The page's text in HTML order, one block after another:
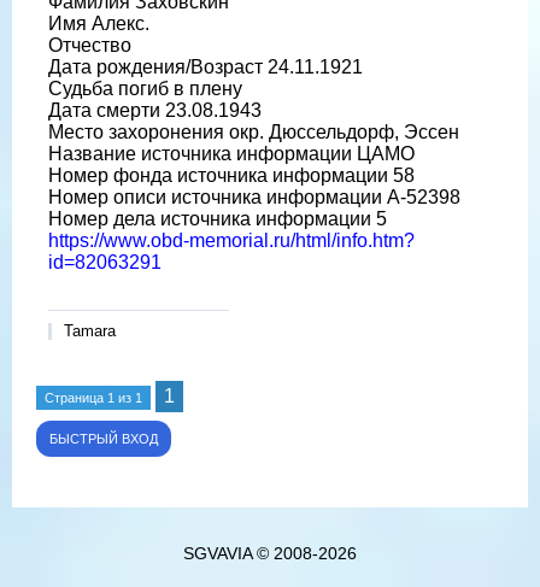
Имя Алекс.
Отчество
Дата рождения/Возраст 24.11.1921
Судьба погиб в плену
Дата смерти 23.08.1943
Место захоронения окр. Дюссельдорф, Эссен
Название источника информации ЦАМО
Номер фонда источника информации 58
Номер описи источника информации A-52398
Номер дела источника информации 5
https://www.obd-memorial.ru/html/info.htm?
id=82063291
Tamara
Страница 1 из 1 1
SGVAVIA © 2008-2026